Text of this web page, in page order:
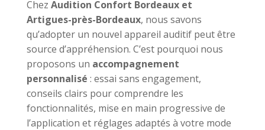
Chez Audition Confort Bordeaux et
Artigues-près-Bordeaux, nous savons
qu’adopter un nouvel appareil auditif peut être
source d’appréhension. C’est pourquoi nous
proposons un accompagnement
personnalisé : essai sans engagement,
conseils clairs pour comprendre les
fonctionnalités, mise en main progressive de
l’application et réglages adaptés à votre mode